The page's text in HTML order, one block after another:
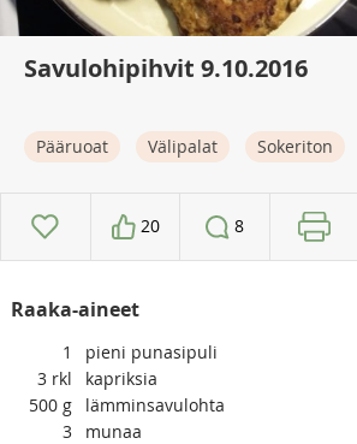
Savulohipihvit 9.10.2016
Pääruoat Välipalat Sokeriton
20 8
Raaka-aineet
1
pieni punasipuli
3 rkl
kapriksia
500 g
lämminsavulohta
3
munaa